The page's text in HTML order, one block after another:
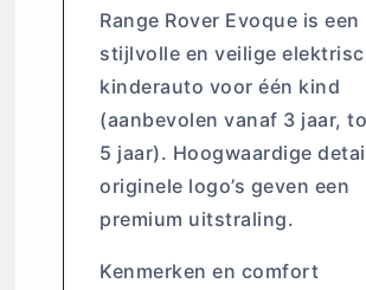
Range Rover Evoque is een
stijlvolle en veilige
kinderauto voor één kind
(aanbevolen vanaf 3 jaar,
5 jaar). Hoogwaardige
originele logo’s geven een
premium uitstraling.
Kenmerken en comfort